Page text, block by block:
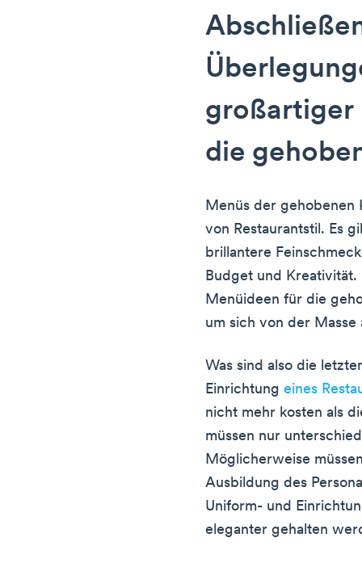
großartiger
die
Menüs der gehobenen
von Restaurantstil. Es
brillantere
Budget und Kreativität.
Menüideen für die
um sich von der Masse
Was sind also die
Einrichtungeines
nicht mehr kosten als
müssen nur
Möglicherweise
Ausbildung des
Uniform- und
eleganter gehalten